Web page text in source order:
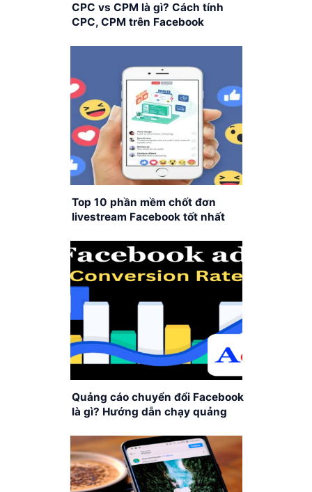
CPC vs CPM là gì? Cách tính
CPC, CPM trên Facebook
Top 10 phần mềm chốt đơn
livestream Facebook tốt nhất
Quảng cáo chuyển đổi Facebook
là gì? Hướng dẫn chạy quảng
tiết